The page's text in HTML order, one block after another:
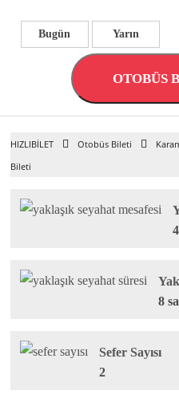
Bugün Yarın
OTOBÜS
HIZLIBİLET Otobüs Bileti
Bileti
8
Sefer Sayısı
2